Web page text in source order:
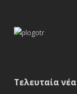
Τελευταία νέα